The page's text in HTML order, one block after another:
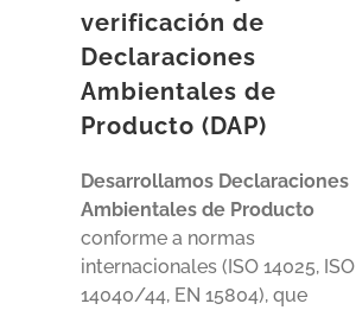
verificación de
Declaraciones
Ambientales de
Producto (DAP)
Desarrollamos Declaraciones
Ambientales de Producto
conforme a normas
internacionales (ISO 14025, ISO
14040/44, EN 15804), que